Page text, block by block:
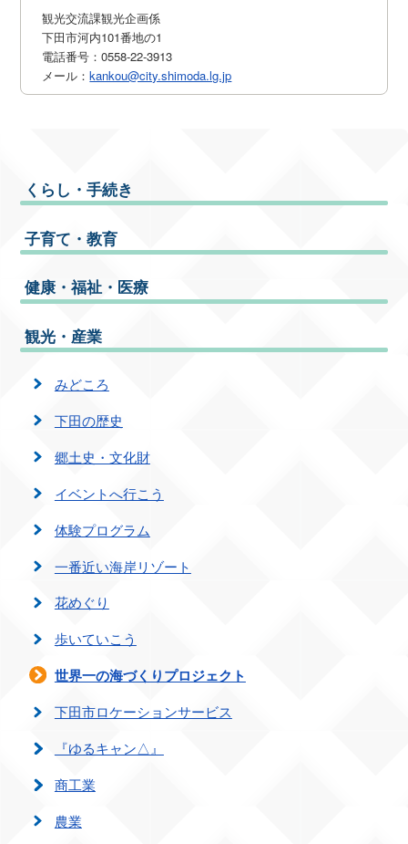
観光交流課観光企画係
下田市河内101番地の1
電話番号：0558-22-3913
メール：kankou@city.shimoda.lg.jp
くらし・手続き
子育て・教育
健康・福祉・医療
観光・産業
みどころ
下田の歴史
郷土史・文化財
イベントへ行こう
体験プログラム
一番近い海岸リゾート
花めぐり
歩いていこう
世界一の海づくりプロジェクト
下田市ロケーションサービス
『ゆるキャン△』
商工業
農業